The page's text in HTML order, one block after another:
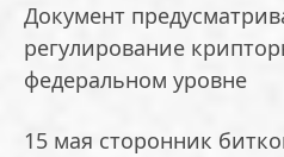
Документ
регулирование
федеральном уровне
15 мая сторонник